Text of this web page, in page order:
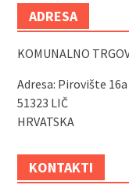
ADRESA
KOMUNALNO
Adresa: Pirovište 16a
51323 LIČ
HRVATSKA
KONTAKTI